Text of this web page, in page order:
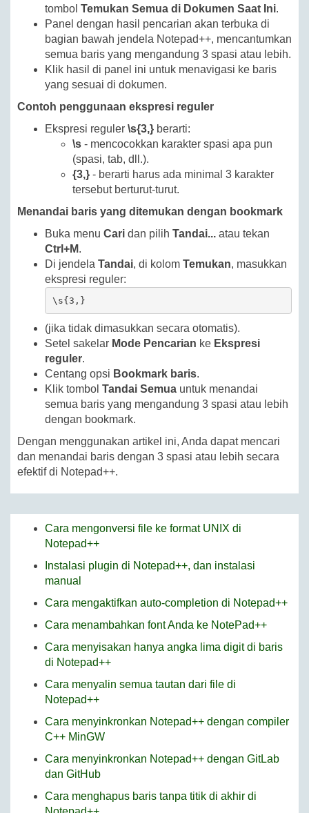
tombol Temukan Semua di Dokumen Saat Ini.
Panel dengan hasil pencarian akan terbuka di
bagian bawah jendela Notepad++, mencantumkan
semua baris yang mengandung 3 spasi atau lebih.
Klik hasil di panel ini untuk menavigasi ke baris
yang sesuai di dokumen.
Contoh penggunaan ekspresi reguler
Ekspresi reguler \s{3,} berarti:
\s - mencocokkan karakter spasi apa pun
(spasi, tab, dll.).
{3,} - berarti harus ada minimal 3 karakter
tersebut berturut-turut.
Menandai baris yang ditemukan dengan bookmark
Buka menu Cari dan pilih Tandai... atau tekan
Ctrl+M.
Di jendela Tandai, di kolom Temukan, masukkan
ekspresi reguler:
\s{3,}
(jika tidak dimasukkan secara otomatis).
Setel sakelar Mode Pencarian ke Ekspresi
reguler.
Centang opsi Bookmark baris.
Klik tombol Tandai Semua untuk menandai
semua baris yang mengandung 3 spasi atau lebih
dengan bookmark.
Dengan menggunakan artikel ini, Anda dapat mencari
dan menandai baris dengan 3 spasi atau lebih secara
efektif di Notepad++.
Cara mengonversi file ke format UNIX di
Notepad++
Instalasi plugin di Notepad++, dan instalasi
manual
Cara mengaktifkan auto-completion di Notepad++
Cara menambahkan font Anda ke NotePad++
Cara menyisakan hanya angka lima digit di baris
di Notepad++
Cara menyalin semua tautan dari file di
Notepad++
Cara menyinkronkan Notepad++ dengan compiler
C++ MinGW
Cara menyinkronkan Notepad++ dengan GitLab
dan GitHub
Cara menghapus baris tanpa titik di akhir di